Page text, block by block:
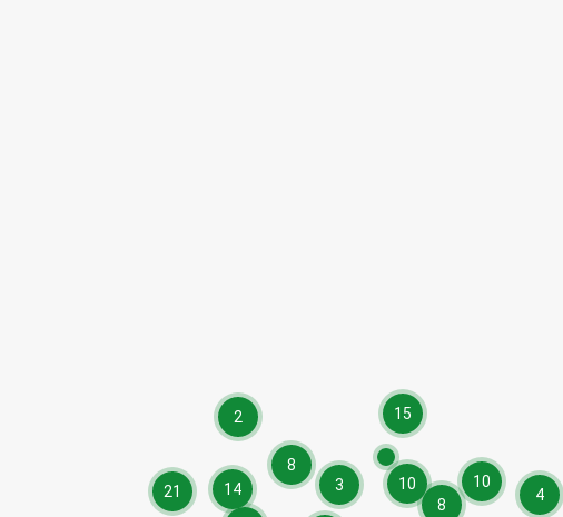
8
3
2
21
15
10
10
14
8
4